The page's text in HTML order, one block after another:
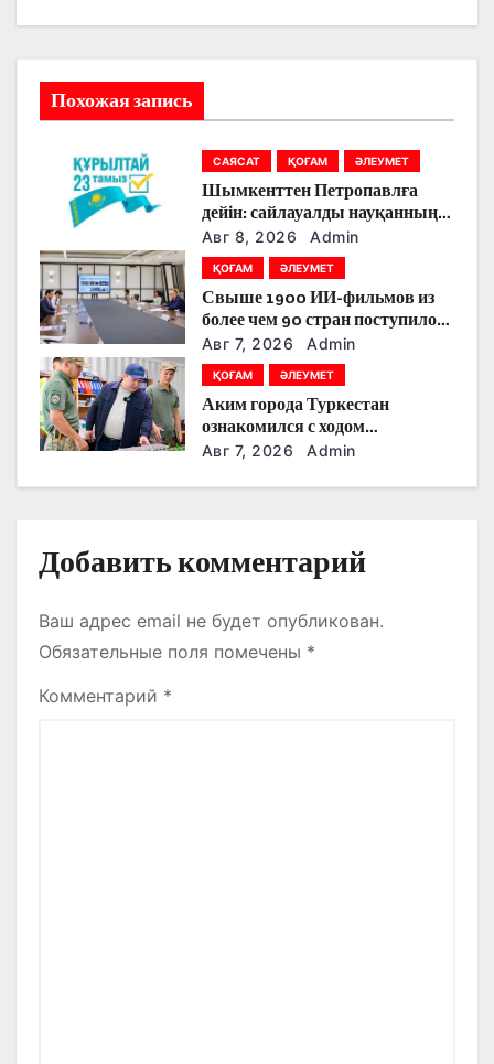
я
а
п
и
с
я
м
Похожая запись
САЯСАТ ҚОҒАМ ӘЛЕУМЕТ
Шымкенттен Петропавлға
дейін: сайлауалды науқанның
кезекті күнінде партияларды
қандай тақырыптар
тоғыстырды
Авг 8, 2026 Admin
ҚОҒАМ ӘЛЕУМЕТ
Свыше 1900 ИИ-фильмов из
более чем 90 стран поступило
на Astana AI Film Festival
Авг 7, 2026 Admin
ҚОҒАМ ӘЛЕУМЕТ
Аким города Туркестан
ознакомился с ходом
строительства военного
Авг 7, 2026 Admin
Добавить комментарий
Ваш адрес email не будет опубликован.
Обязательные поля помечены *
Комментарий *